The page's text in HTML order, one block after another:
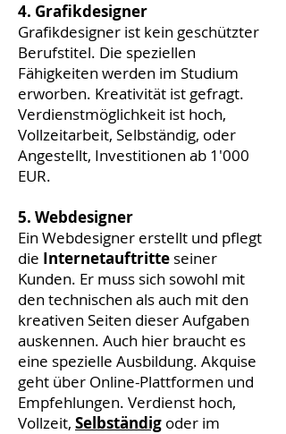
4. Grafikdesigner
Grafikdesigner ist kein geschützter
Berufstitel. Die speziellen
Fähigkeiten werden im Studium
erworben. Kreativität ist gefragt.
Verdienstmöglichkeit ist hoch,
Vollzeitarbeit, Selbständig, oder
Angestellt, Investitionen ab 1'000
EUR.
5. Webdesigner
Ein Webdesigner erstellt und pflegt
die Internetauftritte seiner
Kunden. Er muss sich sowohl mit
den technischen als auch mit den
kreativen Seiten dieser Aufgaben
auskennen. Auch hier braucht es
eine spezielle Ausbildung. Akquise
geht über Online-Plattformen und
Empfehlungen. Verdienst hoch,
Vollzeit, Selbständig oder im